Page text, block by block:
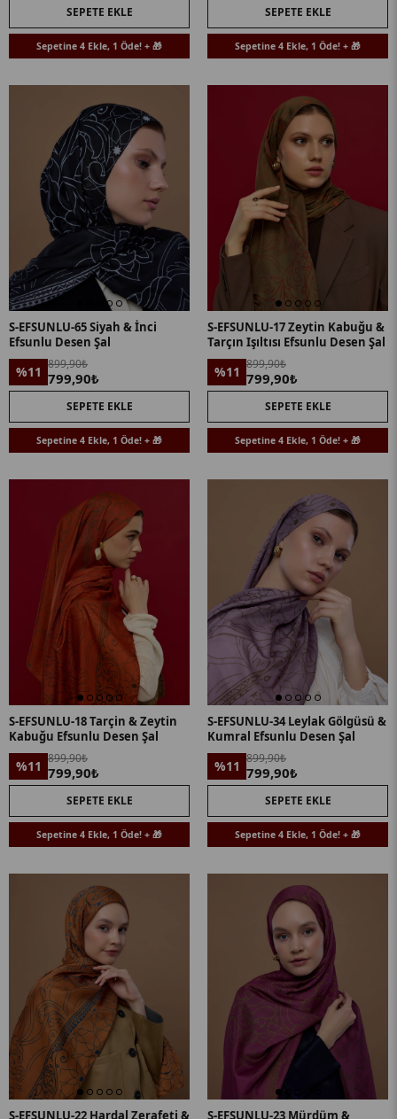
SEPETE EKLE
Sepetine 4 Ekle, 1 Öde! + 🎁
SEPETE EKLE
Sepetine 4 Ekle, 1 Öde! + 🎁
S-EFSUNLU-65 Siyah & İnci
Efsunlu Desen Şal
%11 899,90₺
799,90₺
SEPETE EKLE
Sepetine 4 Ekle, 1 Öde! + 🎁
S-EFSUNLU-17 Zeytin Kabuğu &
Tarçın Işıltısı Efsunlu Desen Şal
%11 899,90₺
799,90₺
SEPETE EKLE
Sepetine 4 Ekle, 1 Öde! + 🎁
S-EFSUNLU-18 Tarçin & Zeytin
Kabuğu Efsunlu Desen Şal
%11 899,90₺
799,90₺
SEPETE EKLE
Sepetine 4 Ekle, 1 Öde! + 🎁
S-EFSUNLU-34 Leylak Gölgüsü &
Kumral Efsunlu Desen Şal
%11 899,90₺
799,90₺
SEPETE EKLE
Sepetine 4 Ekle, 1 Öde! + 🎁
S-EFSUNLU-22 Hardal Zerafeti & S-EFSUNLU-23 Mürdüm &